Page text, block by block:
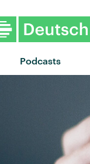
Podcasts